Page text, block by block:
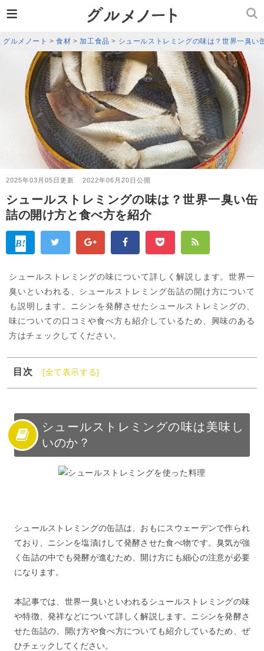
グルメノート >食材 >加工食品 > シュールストレミングの味は？世界一臭い
2025年03月05日更新 2022年06月20日公開
シュールストレミングの味は？世界一臭い缶
詰の開け方と食べ方を紹介
シュールストレミングの味について詳しく解説します。世界一
臭いといわれる、シュールストレミング缶詰の開け方について
も説明します。ニシンを発酵させたシュールストレミングの、
味についての口コミや食べ方も紹介しているため、興味のある
方はチェックしてください。
目次
[全て表示する]
1
シュールストレミングの味は美味しいのか？
3
シュールストレミングの味は？
4
シュールストレミングの味は塩辛い
シュールストレミングの味は美味し
いのか？
シュールストレミングの缶詰は、おもにスウェーデンで作られ
ており、ニシンを塩漬けして発酵させた食べ物です。臭気が強
く缶詰の中でも発酵が進むため、開け方にも細心の注意が必要
になります。
本記事では、世界一臭いといわれるシュールストレミングの味
や特徴、発祥などについて詳しく解説します。ニシンを発酵さ
せた缶詰の、開け方や食べ方についても紹介しているため、ぜ
ひチェックしてください。
≡